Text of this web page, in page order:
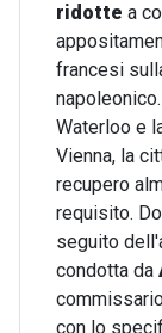
ridotte a
francesi
Waterloo e
Vienna, la
recupero
requisito.
seguito
condotta da
con lo